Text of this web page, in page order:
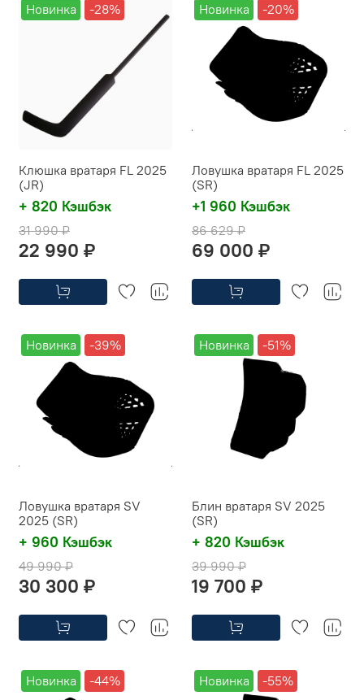
Новинка -28%
Клюшка вратаря FL 2025
(JR)
+ 820 Кэшбэк
31 990 ₽
22 990 ₽
Новинка -20%
Ловушка вратаря FL 2025
(SR)
+1 960 Кэшбэк
86 629 ₽
69 000 ₽
Новинка -39%
Ловушка вратаря SV
2025 (SR)
+ 960 Кэшбэк
49 990 ₽
30 300 ₽
Новинка -51%
Блин вратаря SV 2025
(SR)
+ 820 Кэшбэк
39 990 ₽
19 700 ₽
Новинка -44% Новинка -55%